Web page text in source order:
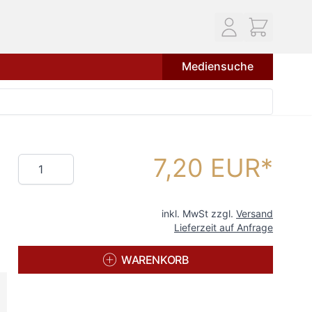
Mediensuche
Menge 7,20 EUR
inkl. MwSt zzgl. Versand
Lieferzeit auf Anfrage
WARENKORB